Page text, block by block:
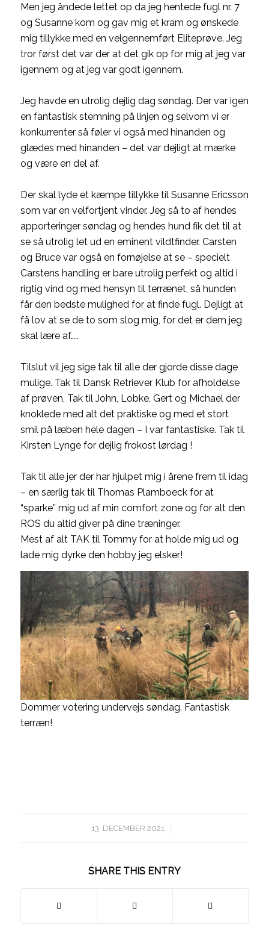
Men jeg åndede lettet op da jeg hentede fugl nr. 7
og Susanne kom og gav mig et kram og ønskede
mig tillykke med en velgennemført Eliteprøve. Jeg
tror først det var der at det gik op for mig at jeg var
igennem og at jeg var godt igennem.
Jeg havde en utrolig dejlig dag søndag. Der var igen
en fantastisk stemning på linjen og selvom vi er
konkurrenter så føler vi også med hinanden og
glædes med hinanden – det var dejligt at mærke
og være en del af.
Der skal lyde et kæmpe tillykke til Susanne Ericsson
som var en velfortjent vinder. Jeg så to af hendes
apporteringer søndag og hendes hund fik det til at
se så utrolig let ud en eminent vildtfinder. Carsten
og Bruce var også en fornøjelse at se – specielt
Carstens handling er bare utrolig perfekt og altid i
rigtig vind og med hensyn til terrænet, så hunden
får den bedste mulighed for at finde fugl. Dejligt at
få lov at se de to som slog mig, for det er dem jeg
skal lære af…..
Tilslut vil jeg sige tak til alle der gjorde disse dage
mulige. Tak til Dansk Retriever Klub for afholdelse
af prøven, Tak til John, Lobke, Gert og Michael der
knoklede med alt det praktiske og med et stort
smil på læben hele dagen – I var fantastiske. Tak til
Kirsten Lynge for dejlig frokost lørdag !
Tak til alle jer der har hjulpet mig i årene frem til idag
– en særlig tak til Thomas Plamboeck for at
“sparke” mig ud af min comfort zone og for alt den
ROS du altid giver på dine træninger.
Mest af alt TAK til Tommy for at holde mig ud og
lade mig dyrke den hobby jeg elsker!
Dommer votering undervejs søndag. Fantastisk
terræn!
13. DECEMBER 2021
/
SHARE THIS ENTRY